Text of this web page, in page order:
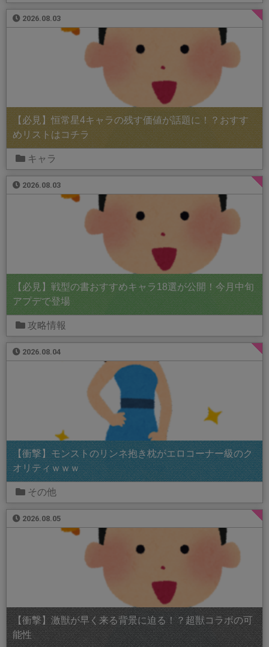
2026.08.03
【必見】恒常星4キャラの残す価値が話題に！？おすす
めリストはコチラ
キャラ
2026.08.03
【必見】戦型の書おすすめキャラ18選が公開！今月中旬
アプデで登場
攻略情報
2026.08.04
【衝撃】モンストのリンネ抱き枕がエロコーナー級のク
オリティｗｗｗ
その他
2026.08.05
【衝撃】激獣が早く来る背景に迫る！？超獣コラボの可
能性